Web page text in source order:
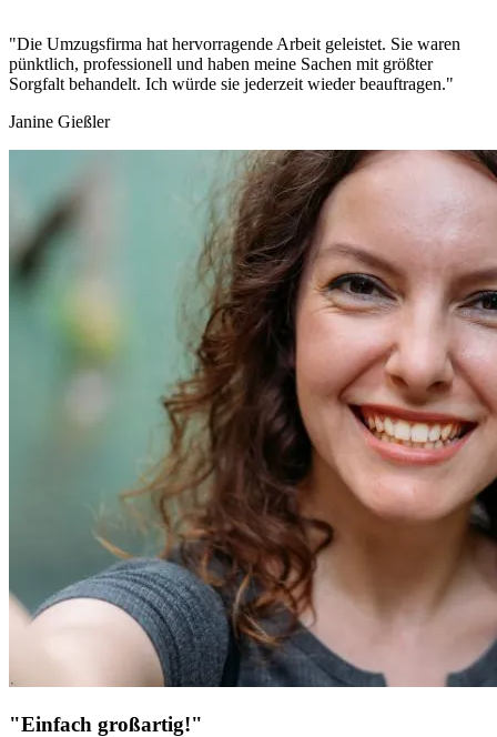
"Die Umzugsfirma hat hervorragende Arbeit geleistet. Sie waren
pünktlich, professionell und haben meine Sachen mit größter
Sorgfalt behandelt. Ich würde sie jederzeit wieder beauftragen."
Janine Gießler
"Einfach großartig!"